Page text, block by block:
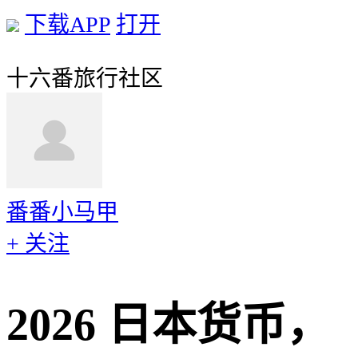
下载APP 打开
十六番旅行社区
番番小马甲
+ 关注
2026 日本货币，